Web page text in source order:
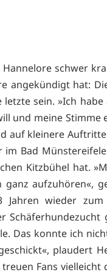
Hannelore schwer
angekündigt hat:
sein. »Ich habe
und meine Stimme
auf kleinere
im Bad
Kitzbühel hat.
aufzuhören«,
Jahren wieder
Schäferhundezucht
Das konnte ich
plaudert
Fans vielleicht